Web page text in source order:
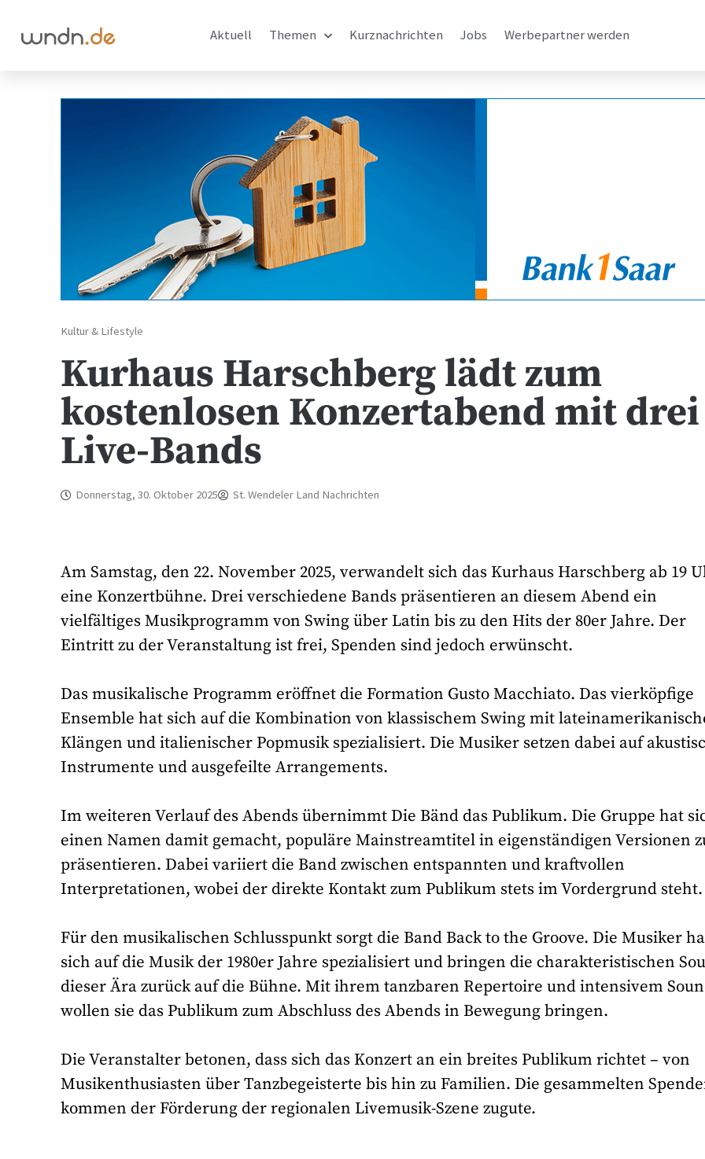
Aktuell Themen Kurznachrichten Jobs Werbepartner werden
Kultur & Lifestyle
Kurhaus Harschberg lädt zum
kostenlosen Konzertabend mit drei
Live-Bands
Donnerstag, 30. Oktober 2025 St. Wendeler Land Nachrichten
Am Samstag, den 22. November 2025, verwandelt sich das Kurhaus Harschberg ab 19
eine Konzertbühne. Drei verschiedene Bands präsentieren an diesem Abend ein
vielfältiges Musikprogramm von Swing über Latin bis zu den Hits der 80er Jahre. Der
Eintritt zu der Veranstaltung ist frei, Spenden sind jedoch erwünscht.
Das musikalische Programm eröffnet die Formation Gusto Macchiato. Das vierköpfige
Ensemble hat sich auf die Kombination von klassischem Swing mit
Klängen und italienischer Popmusik spezialisiert. Die Musiker setzen dabei auf
Instrumente und ausgefeilte Arrangements.
Im weiteren Verlauf des Abends übernimmt Die Bänd das Publikum. Die Gruppe hat
einen Namen damit gemacht, populäre Mainstreamtitel in eigenständigen Versionen
präsentieren. Dabei variiert die Band zwischen entspannten und kraftvollen
Interpretationen, wobei der direkte Kontakt zum Publikum stets im Vordergrund steht.
Für den musikalischen Schlusspunkt sorgt die Band Back to the Groove. Die Musiker
sich auf die Musik der 1980er Jahre spezialisiert und bringen die charakteristischen
dieser Ära zurück auf die Bühne. Mit ihrem tanzbaren Repertoire und intensivem
wollen sie das Publikum zum Abschluss des Abends in Bewegung bringen.
Die Veranstalter betonen, dass sich das Konzert an ein breites Publikum richtet – von
Musikenthusiasten über Tanzbegeisterte bis hin zu Familien. Die gesammelten
kommen der Förderung der regionalen Livemusik-Szene zugute.